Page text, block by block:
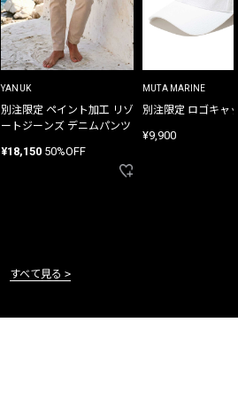
YANUK
別注限定 ペイント加工 リゾ
ートジーンズ デニムパンツ
¥18,150 50%OFF
MUTA MARINE
別注限定 ロゴキャ
¥9,900
すべて見る